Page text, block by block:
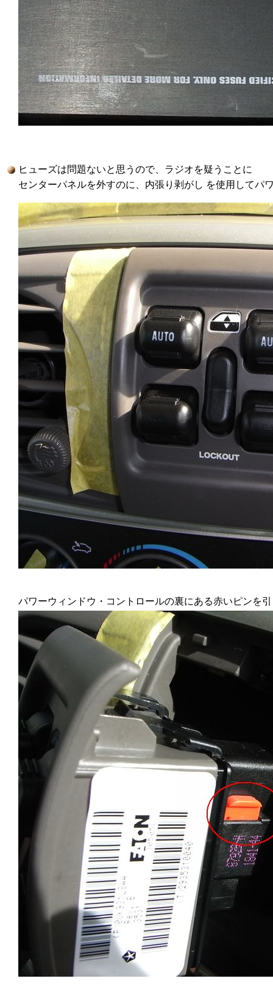
ヒューズは問題ないと思うので、ラジオを疑うことに
センターパネルを外すのに、内張り剥がし を使用して
パワーウィンドウ・コントロールの裏にある赤いピンを